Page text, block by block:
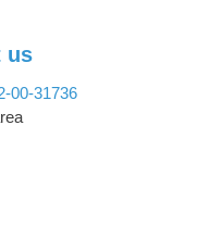
us
00-31736